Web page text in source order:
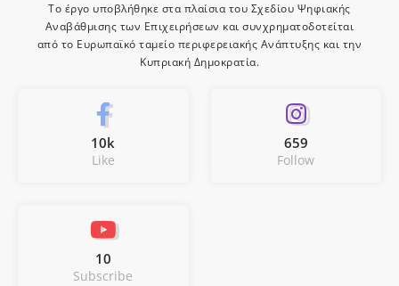
Το έργο υποβλήθηκε στα πλαίσια του Σχεδίου Ψηφιακής
Αναβάθμισης των Επιχειρήσεων και συνχρηματοδοτείται
από το Ευρωπαϊκό ταμείο περιφερειακής Ανάπτυξης και την
Κυπριακή Δημοκρατία.
10k
Like
659
Follow
10
Subscribe